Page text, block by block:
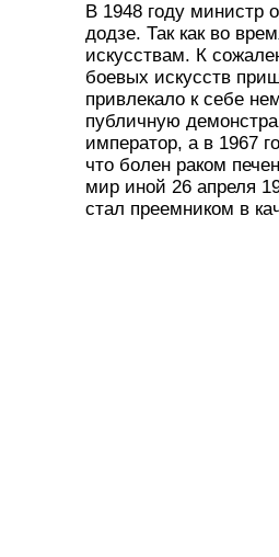
В 1948 году министр
додзе. Так как во
искусствам. К
боевых искусств
привлекало к себе
публичную
император, а в 1967
что болен раком
мир иной 26 апреля
стал преемником в